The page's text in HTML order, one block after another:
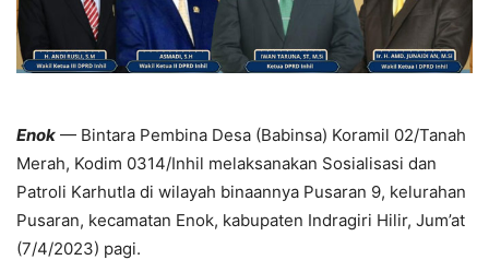
Enok — Bintara Pembina Desa (Babinsa) Koramil 02/Tanah
Merah, Kodim 0314/Inhil melaksanakan Sosialisasi dan
Patroli Karhutla di wilayah binaannya Pusaran 9, kelurahan
Pusaran, kecamatan Enok, kabupaten Indragiri Hilir, Jum’at
(7/4/2023) pagi.